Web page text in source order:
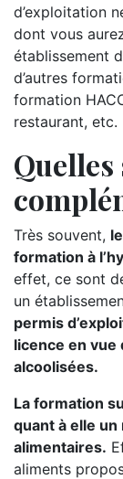
d’exploitation
dont vous
établissement
d’autres
formation
restaurant, etc.
Très souvent,
formation à
effet, ce sont
un
permis
licence en
alcoolisées.
La formation
quant à elle
alimentaires.
aliments